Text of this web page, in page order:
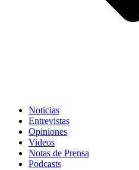
Noticias
Entrevistas
Opiniones
Videos
Notas de Prensa
Podcasts